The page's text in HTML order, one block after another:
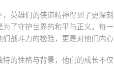
英雄们的侠道精神得到了更深
了守护世界的和平与正义。每一
战斗力的检验，更是对他们内心
的性格与背景，他们的成长不